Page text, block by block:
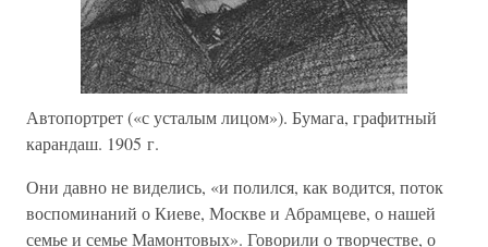
Автопортрет («с усталым лицом»). Бумага, графитный
карандаш. 1905 г.
Они давно не виделись, «и полился, как водится, поток
воспоминаний о Киеве, Москве и Абрамцеве, о нашей
семье и семье Мамонтовых». Говорили о творчестве, о